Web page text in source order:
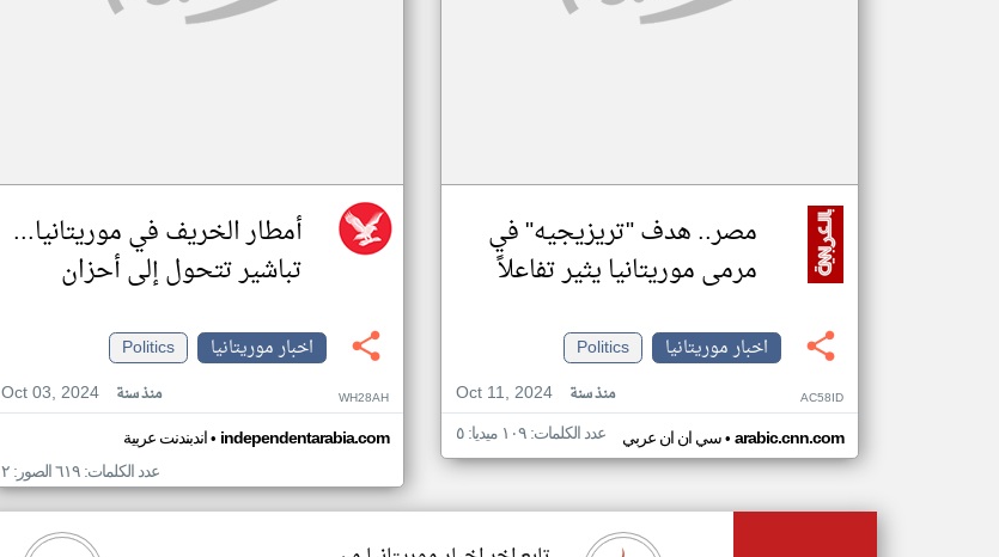
مصر.. هدف "تريزيجيه" في
مرمى موريتانيا يثير تفاعلاً
اخبار موريتانيا
Politics
Oct 11, 2024
منذ سنة AC58ID
سي ان ان عربي• arabic.cnn.com عدد الكلمات: ١٠٩ ميديا: ٥
أمطار الخريف في موريتانيا...
تباشير تتحول إلى أحزان
اخبار موريتانيا
Politics
Oct 03, 2024
منذ سنة WH28AH
اندبندنت عربية• independentarabia.com
عدد الكلمات: ٦١٩ الصور: ٢